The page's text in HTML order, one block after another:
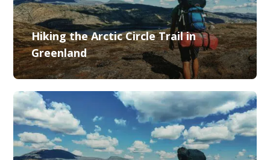
Hiking the Arctic Circle Trail in
Greenland